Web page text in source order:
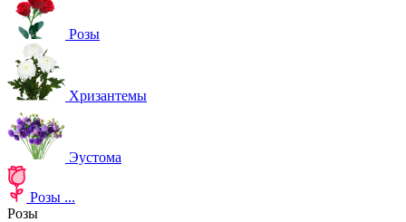
Розы
Хризантемы
Эустома
Розы ...
Розы